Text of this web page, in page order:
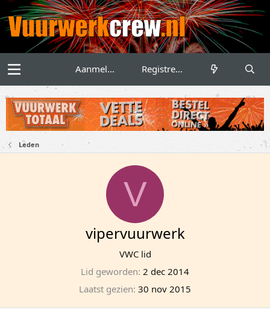
Aanmelden Registreren
Leden
V
vipervuurwerk
VWC lid
Lid geworden 2 dec 2014
Laatst gezien 30 nov 2015